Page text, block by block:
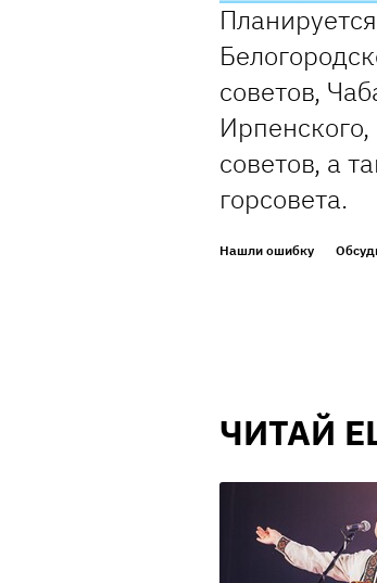
советов,
советов, а
горсовета.
Нашли ошибку
ЧИТАЙ